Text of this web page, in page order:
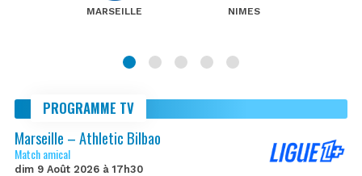
MARSEILLE NIMES
PROGRAMME TV
Marseille – Athletic Bilbao
Match amical
dim 9 Août 2026 à 17h30